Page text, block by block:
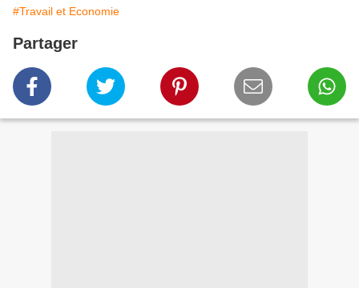
#Travail et Economie
Partager